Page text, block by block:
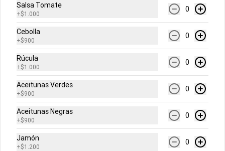
Pastas
Fettuccine Pesto
Pasta fresca con salsa de pesto y
queso parmesano, acompañado de
focaccia.
$10.500
Salsa Tomate
+$1.000
0
Cebolla
+$900
0
Rúcula
+$1.000
0
Aceitunas Verdes
+$900
0
Aceitunas Negras
+$900
0
Jamón
+$1.200
0